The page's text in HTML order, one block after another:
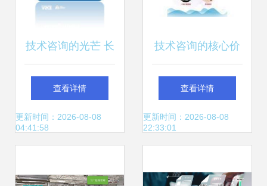
技术咨询的光芒 长
煦信息技术咨询的
实践与价值
查看详情
更新时间：2026-08-08
04:41:58
技术咨询的核心价
值与实施路径
查看详情
更新时间：2026-08-08
22:33:01